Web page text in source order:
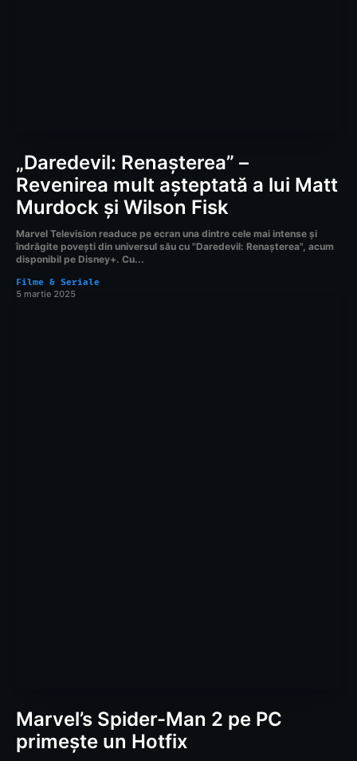
„Daredevil: Renașterea” –
Revenirea mult așteptată a lui Matt
Murdock și Wilson Fisk
Marvel Television readuce pe ecran una dintre cele mai intense și
îndrăgite povești din universul său cu "Daredevil: Renașterea", acum
disponibil pe Disney+. Cu...
Filme & Seriale
5 martie 2025
Marvel’s Spider-Man 2 pe PC
primește un Hotfix